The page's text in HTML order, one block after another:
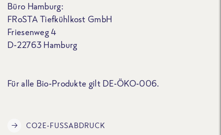
Büro Hamburg:
FRoSTA Tiefkühlkost GmbH
Friesenweg 4
D-22763 Hamburg
Für alle Bio-Produkte gilt DE-ÖKO-006.
CO2E-FUSSABDRUCK